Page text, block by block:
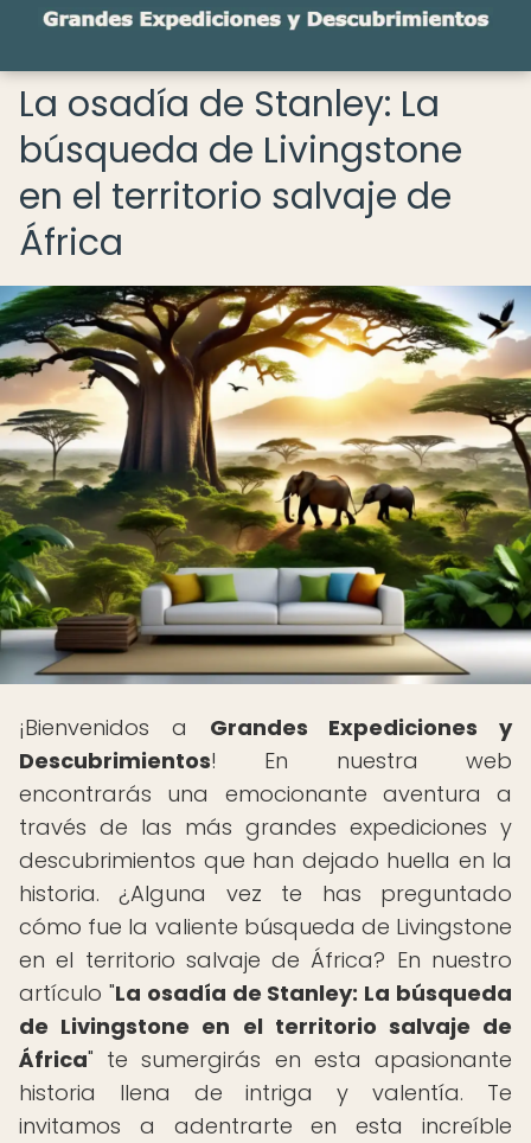
La osadía de Stanley: La
búsqueda de Livingstone
en el territorio salvaje de
África
¡Bienvenidos a Grandes Expediciones y
Descubrimientos! En nuestra web
encontrarás una emocionante aventura a
través de las más grandes expediciones y
descubrimientos que han dejado huella en la
historia. ¿Alguna vez te has preguntado
cómo fue la valiente búsqueda de Livingstone
en el territorio salvaje de África? En nuestro
artículo "La osadía de Stanley: La búsqueda
de Livingstone en el territorio salvaje de
África" te sumergirás en esta apasionante
historia llena de intriga y valentía. Te
invitamos a adentrarte en esta increíble